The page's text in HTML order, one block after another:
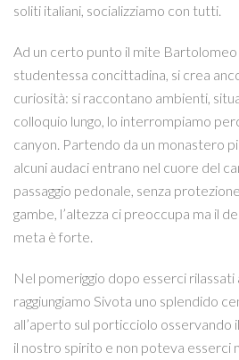
soliti italiani, socializziamo con tutti.
Ad un certo punto il mite Bartolomeo
studentessa concittadina, si crea
curiosità: si raccontano ambienti,
colloquio lungo, lo interrompiamo
canyon. Partendo da un monastero
alcuni audaci entrano nel cuore del
passaggio pedonale, senza
gambe, l’altezza ci preoccupa ma il
meta è forte.
Nel pomeriggio dopo esserci rilassati
raggiungiamo Sivota uno splendido
all’aperto sul porticciolo osservando
il nostro spirito e non poteva esserci